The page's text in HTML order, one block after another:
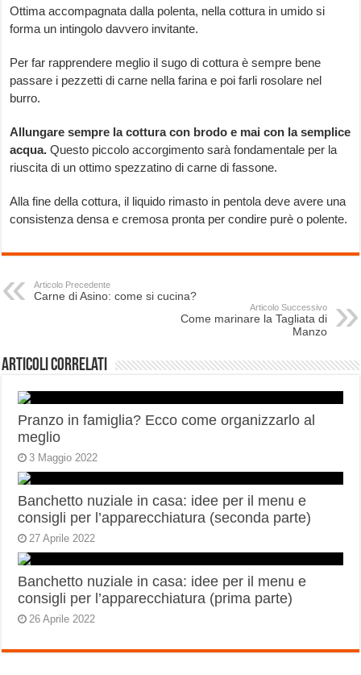
Ottima accompagnata dalla polenta, nella cottura in umido si
forma un intingolo davvero invitante.
Per far rapprendere meglio il sugo di cottura è sempre bene
passare i pezzetti di carne nella farina e poi farli rosolare nel
burro.
Allungare sempre la cottura con brodo e mai con la semplice
acqua. Questo piccolo accorgimento sarà fondamentale per la
riuscita di un ottimo spezzatino di carne di fassone.
Alla fine della cottura, il liquido rimasto in pentola deve avere una
consistenza densa e cremosa pronta per condire purè o polente.
Articolo Precedente
Carne di Asino: come si cucina?
Articolo Successivo
Come marinare la Tagliata di
Manzo
Articoli correlati
Pranzo in famiglia? Ecco come organizzarlo al
meglio
3 Maggio 2022
Banchetto nuziale in casa: idee per il menu e
consigli per l’apparecchiatura (seconda parte)
27 Aprile 2022
Banchetto nuziale in casa: idee per il menu e
consigli per l’apparecchiatura (prima parte)
26 Aprile 2022